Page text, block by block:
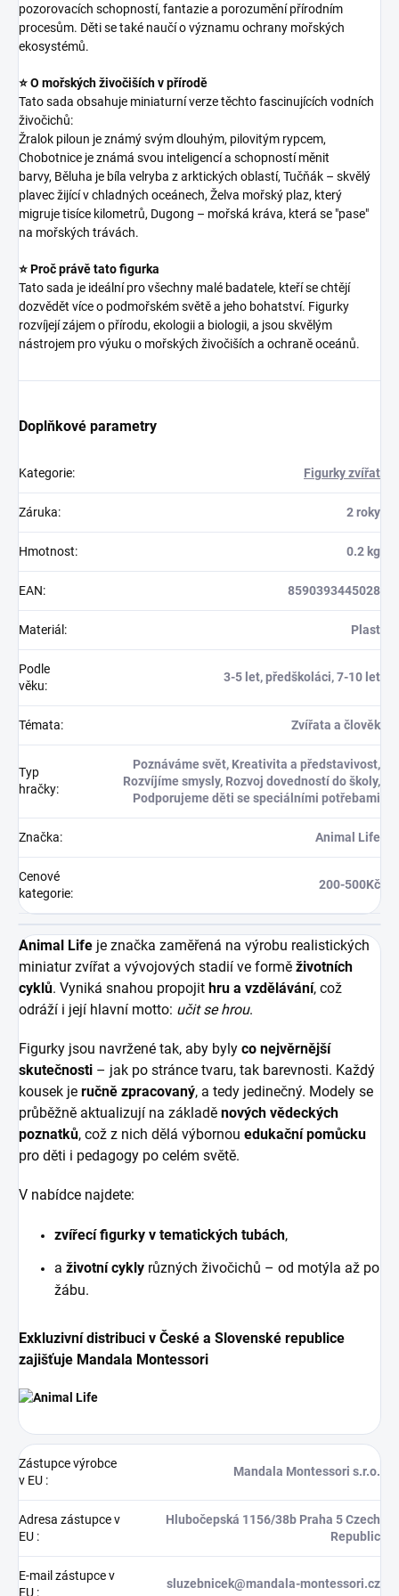
pozorovacích schopností, fantazie a porozumění přírodním
procesům. Děti se také naučí o významu ochrany mořských
ekosystémů.
⭐ O mořských živočiších v přírodě
Tato sada obsahuje miniaturní verze těchto fascinujících vodních
živočichů:
Žralok piloun je známý svým dlouhým, pilovitým rypcem,
Chobotnice je známá svou inteligencí a schopností měnit
barvy, Běluha je bíla velryba z arktických oblastí, Tučňák – skvělý
plavec žijící v chladných oceánech, Želva mořský plaz, který
migruje tisíce kilometrů, Dugong – mořská kráva, která se "pase"
na mořských trávách.
⭐ Proč právě tato figurka
Tato sada je ideální pro všechny malé badatele, kteří se chtějí
dozvědět více o podmořském světě a jeho bohatství. Figurky
rozvíjejí zájem o přírodu, ekologii a biologii, a jsou skvělým
nástrojem pro výuku o mořských živočiších a ochraně oceánů.
Doplňkové parametry
Kategorie: Figurky zvířat
Záruka: 2 roky
Hmotnost: 0.2 kg
EAN: 8590393445028
Materiál : Plast
Podle
věku:
3-5 let, předškoláci, 7-10 let
Témata: Zvířata a člověk
Typ
hračky:
Poznáváme svět, Kreativita a představivost,
Rozvíjíme smysly, Rozvoj dovedností do školy,
Podporujeme děti se speciálními potřebami
Značka: Animal Life
Cenové
kategorie:
200-500Kč
Animal Life je značka zaměřená na výrobu realistických
miniatur zvířat a vývojových stadií ve formě životních
cyklů. Vyniká snahou propojit hru a vzdělávání, což
odráží i její hlavní motto: učit se hrou.
Figurky jsou navržené tak, aby byly co nejvěrnější
skutečnosti – jak po stránce tvaru, tak barevnosti. Každý
kousek je ručně zpracovaný, a tedy jedinečný. Modely se
průběžně aktualizují na základě nových vědeckých
poznatků, což z nich dělá výbornou edukační pomůcku
pro děti i pedagogy po celém světě.
V nabídce najdete:
zvířecí figurky v tematických tubách,
a životní cykly různých živočichů – od motýla až po
žábu.
Exkluzivní distribuci v České a Slovenské republice
zajišťuje Mandala Montessori
Zástupce výrobce
v EU :
Mandala Montessori s.r.o.
Adresa zástupce v
EU :
Hlubočepská 1156/38b Praha 5 Czech
Republic
E-mail zástupce v
EU :
sluzebnicek@mandala-montessori.cz